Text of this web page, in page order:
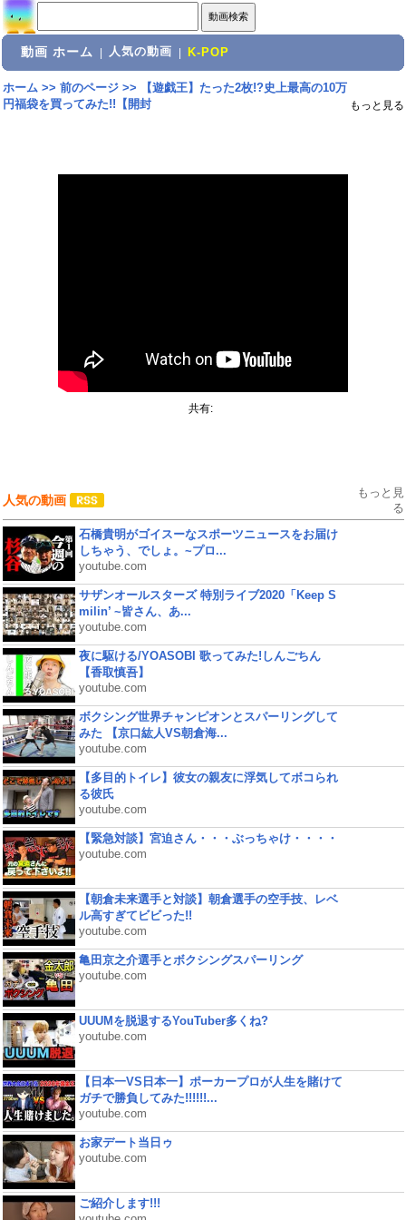
動画 ホーム 人気の動画 K-POP
ホーム>> 前のページ>>
【遊戯王】たった2枚!?史上最高の10万
円福袋を買ってみた!!【開封
もっと見る
共有:
人気の動画
もっと見
る
石橋貴明がゴイスーなスポーツニュースをお届け
しちゃう、でしょ。~プロ...
youtube.com
サザンオールスターズ 特別ライブ2020「Keep S
milin’ ~皆さん、あ...
youtube.com
夜に駆ける/YOASOBI 歌ってみた!しんごちん
【香取慎吾】
youtube.com
ボクシング世界チャンピオンとスパーリングして
みた 【京口紘人VS朝倉海...
youtube.com
【多目的トイレ】彼女の親友に浮気してボコられ
る彼氏
youtube.com
【緊急対談】宮迫さん・・・ぶっちゃけ・・・・
youtube.com
【朝倉未来選手と対談】朝倉選手の空手技、レベ
ル高すぎてビビった!!
youtube.com
亀田京之介選手とボクシングスパーリング
youtube.com
UUUMを脱退するYouTuber多くね?
youtube.com
【日本一VS日本一】ポーカープロが人生を賭けて
ガチで勝負してみた!!!!!!...
youtube.com
お家デート当日ゥ
youtube.com
ご紹介します!!!